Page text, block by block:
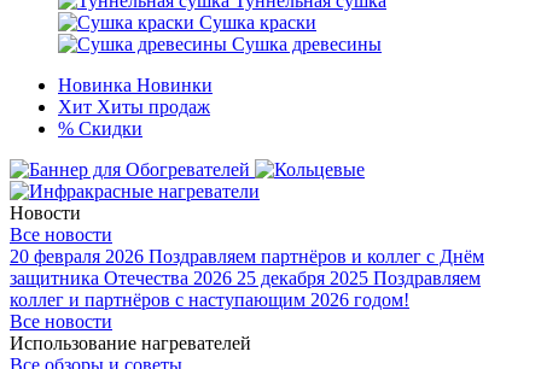
Сушка краски
Сушка древесины
Новинка Новинки
Хит Хиты продаж
% Скидки
Новости
Все новости
20 февраля 2026 Поздравляем партнёров и коллег с Днём
защитника Отечества 2026 25 декабря 2025 Поздравляем
коллег и партнёров с наступающим 2026 годом!
Все новости
Использование нагревателей
Все обзоры и советы